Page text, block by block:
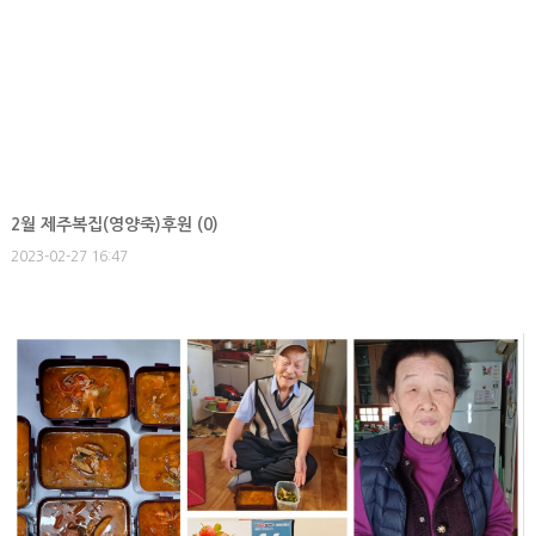
2월 제주복집(영양죽)후원 (0)
2023-02-27 16:47